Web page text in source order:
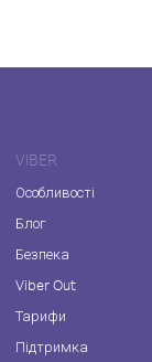
VIBER
Особливості
Блог
Безпека
Viber Out
Тарифи
Підтримка